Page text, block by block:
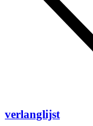
verlanglijst